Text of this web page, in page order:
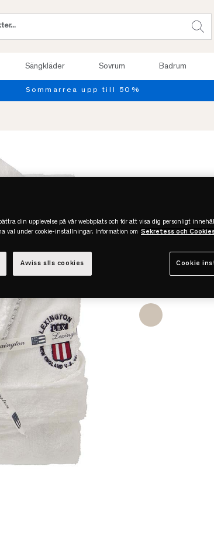
Sängkläder Sovrum Badrum
Sommarrea upp till 50%
din upplevelse på vår webbplats och för att visa dig personligt
val under cookie-inställningar. Information om Sekretess och
Cookie
Avvisa alla cookies